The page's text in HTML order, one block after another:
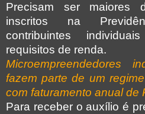
Precisam ser maiores
inscritos na
contribuintes
requisitos de renda.
Microempreendedores
fazem parte de um
com faturamento anual de
Para receber o auxílio é